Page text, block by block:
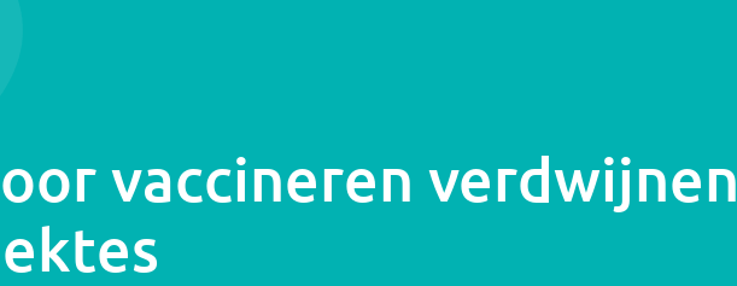
vaccineren verdwijnen